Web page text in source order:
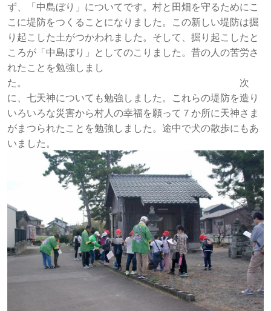
ず、「中島ぼり」についてです。村と田畑を守るためにこ
こに堤防をつくることになりました。この新しい堤防は掘
り起こした土がつかわれました。そして、掘り起こしたと
ころが「中島ぼり」としてのこりました。昔の人の苦労さ
れたことを勉強しまし
た。 次
に、七天神についても勉強しました。これらの堤防を造り
いろいろな災害から村人の幸福を願って７か所に天神さま
がまつられたことを勉強しました。途中で犬の散歩にもあ
いました。